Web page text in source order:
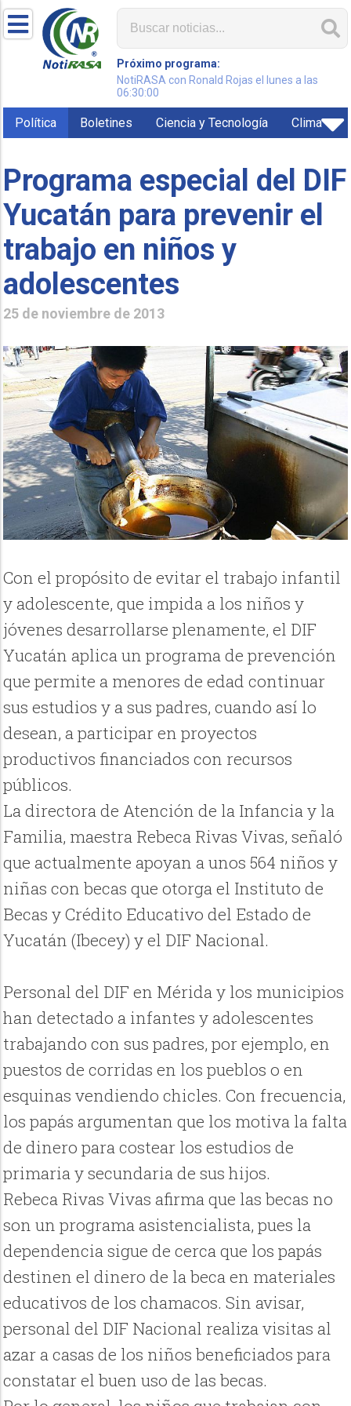
Próximo programa:
NotiRASA con Ronald Rojas el lunes a las
06:30:00
Política Boletines Ciencia y Tecnología Clima
Programa especial del DIF
Yucatán para prevenir el
trabajo en niños y
adolescentes
25 de noviembre de 2013
Con el propósito de evitar el trabajo infantil
y adolescente, que impida a los niños y
jóvenes desarrollarse plenamente, el DIF
Yucatán aplica un programa de prevención
que permite a menores de edad continuar
sus estudios y a sus padres, cuando así lo
desean, a participar en proyectos
productivos financiados con recursos
públicos.
La directora de Atención de la Infancia y la
Familia, maestra Rebeca Rivas Vivas, señaló
que actualmente apoyan a unos 564 niños y
niñas con becas que otorga el Instituto de
Becas y Crédito Educativo del Estado de
Yucatán (Ibecey) y el DIF Nacional.
Personal del DIF en Mérida y los municipios
han detectado a infantes y adolescentes
trabajando con sus padres, por ejemplo, en
puestos de corridas en los pueblos o en
esquinas vendiendo chicles. Con frecuencia,
los papás argumentan que los motiva la falta
de dinero para costear los estudios de
primaria y secundaria de sus hijos.
Rebeca Rivas Vivas afirma que las becas no
son un programa asistencialista, pues la
dependencia sigue de cerca que los papás
destinen el dinero de la beca en materiales
educativos de los chamacos. Sin avisar,
personal del DIF Nacional realiza visitas al
azar a casas de los niños beneficiados para
constatar el buen uso de las becas.